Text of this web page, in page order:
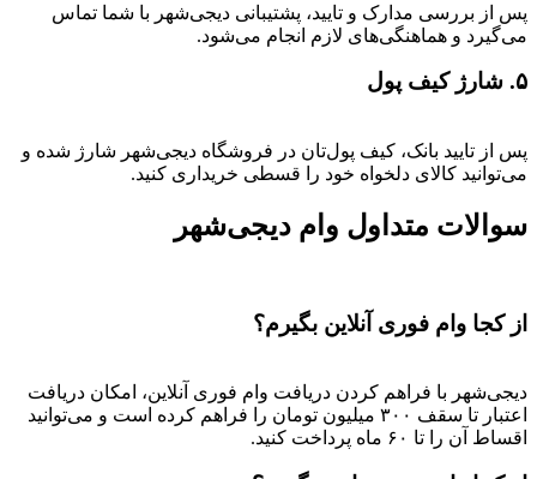
پس از بررسی مدارک و تایید، پشتیبانی دیجی‌شهر با شما تماس
می‌گیرد و هماهنگی‌های لازم انجام می‌شود.
۵. شارژ کیف پول
پس از تایید بانک، کیف پول‌تان در فروشگاه دیجی‌شهر شارژ شده و
می‌توانید کالای دلخواه خود را قسطی خریداری کنید.
سوالات متداول وام دیجی‌شهر
از کجا وام فوری آنلاین بگیرم؟
دیجی‌شهر با فراهم کردن دریافت وام فوری آنلاین، امکان دریافت
اعتبار تا سقف ۳۰۰ میلیون تومان را فراهم کرده است و می‌توانید
اقساط آن را تا ۶۰ ماه پرداخت کنید.